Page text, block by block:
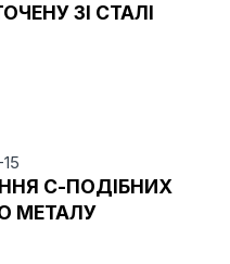
ЗІ СТАЛІ
С-ПОДІБНИХ
МЕТАЛУ